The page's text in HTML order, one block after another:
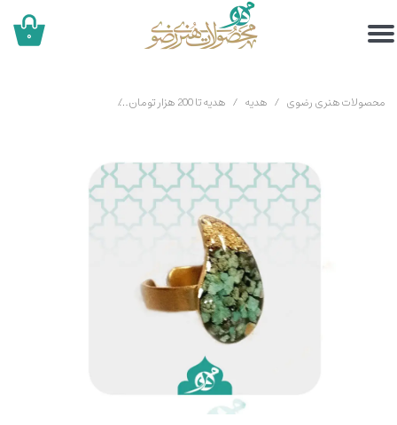
۰
محصولات هنری رضوی هدیه هدیه تا 200 هزار تومان